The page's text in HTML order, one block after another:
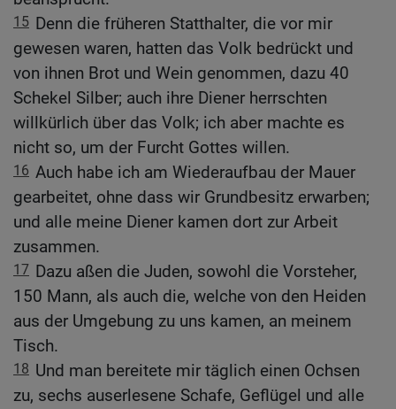
15 Denn die früheren Statthalter, die vor mir
gewesen waren, hatten das Volk bedrückt und
von ihnen Brot und Wein genommen, dazu 40
Schekel Silber; auch ihre Diener herrschten
willkürlich über das Volk; ich aber machte es
nicht so, um der Furcht Gottes willen.
16 Auch habe ich am Wiederaufbau der Mauer
gearbeitet, ohne dass wir Grundbesitz erwarben;
und alle meine Diener kamen dort zur Arbeit
zusammen.
17 Dazu aßen die Juden, sowohl die Vorsteher,
150 Mann, als auch die, welche von den Heiden
aus der Umgebung zu uns kamen, an meinem
Tisch.
18 Und man bereitete mir täglich einen Ochsen
zu, sechs auserlesene Schafe, Geflügel und alle